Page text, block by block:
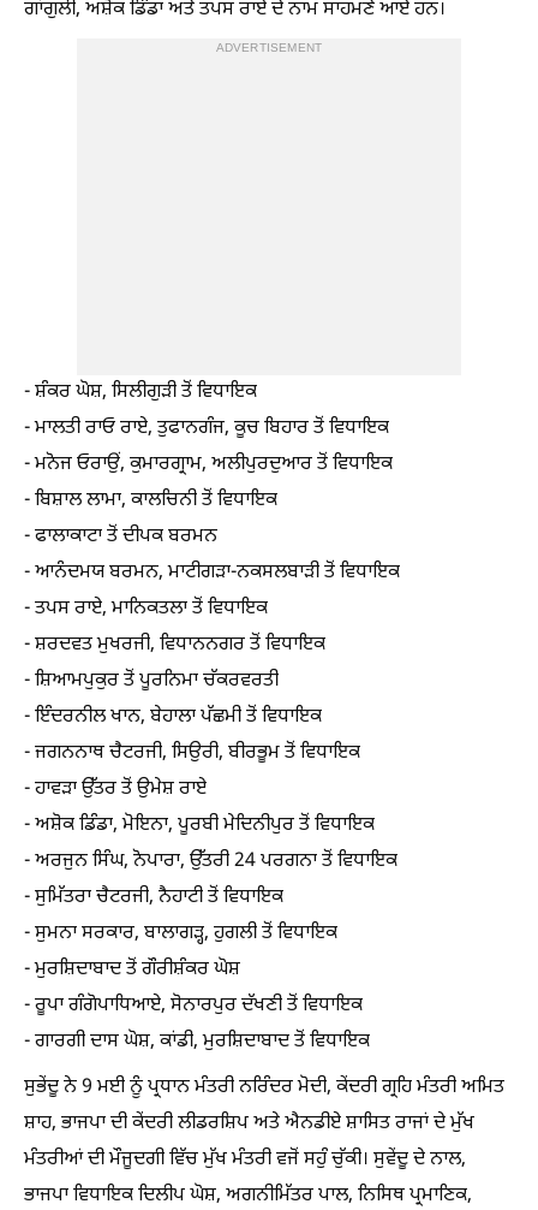
ਗਾਂਗੁਲੀ, ਅਸ਼ੋਕ ਡਿੰਡਾ ਅਤੇ ਤਪਸ ਰਾਏ ਦੇ ਨਾਮ ਸਾਹਮਣੇ ਆਏ ਹਨ।
ADVERTISEMENT
- ਸ਼ੰਕਰ ਘੋਸ਼, ਸਿਲੀਗੁੜੀ ਤੋਂ ਵਿਧਾਇਕ
- ਮਾਲਤੀ ਰਾਓ ਰਾਏ, ਤੁਫਾਨਗੰਜ, ਕੂਚ ਬਿਹਾਰ ਤੋਂ ਵਿਧਾਇਕ
- ਮਨੋਜ ਓਰਾਉਂ, ਕੁਮਾਰਗ੍ਰਾਮ, ਅਲੀਪੁਰਦੁਆਰ ਤੋਂ ਵਿਧਾਇਕ
- ਬਿਸ਼ਾਲ ਲਾਮਾ, ਕਾਲਚਿਨੀ ਤੋਂ ਵਿਧਾਇਕ
- ਫਾਲਾਕਾਟਾ ਤੋਂ ਦੀਪਕ ਬਰਮਨ
- ਆਨੰਦਮਯ ਬਰਮਨ, ਮਾਟੀਗੜਾ-ਨਕਸਲਬਾੜੀ ਤੋਂ ਵਿਧਾਇਕ
- ਤਪਸ ਰਾਏ, ਮਾਨਿਕਤਲਾ ਤੋਂ ਵਿਧਾਇਕ
- ਸ਼ਰਦਵਤ ਮੁਖਰਜੀ, ਵਿਧਾਨਨਗਰ ਤੋਂ ਵਿਧਾਇਕ
- ਸ਼ਿਆਮਪੁਕੁਰ ਤੋਂ ਪੂਰਨਿਮਾ ਚੱਕਰਵਰਤੀ
- ਇੰਦਰਨੀਲ ਖਾਨ, ਬੇਹਾਲਾ ਪੱਛਮੀ ਤੋਂ ਵਿਧਾਇਕ
- ਜਗਨਨਾਥ ਚੈਟਰਜੀ, ਸਿਉਰੀ, ਬੀਰਭੂਮ ਤੋਂ ਵਿਧਾਇਕ
- ਹਾਵੜਾ ਉੱਤਰ ਤੋਂ ਉਮੇਸ਼ ਰਾਏ
- ਅਸ਼ੋਕ ਡਿੰਡਾ, ਮੋਇਨਾ, ਪੂਰਬੀ ਮੇਦਿਨੀਪੁਰ ਤੋਂ ਵਿਧਾਇਕ
- ਅਰਜੁਨ ਸਿੰਘ, ਨੋਪਾਰਾ, ਉੱਤਰੀ 24 ਪਰਗਨਾ ਤੋਂ ਵਿਧਾਇਕ
- ਸੁਮਿੱਤਰਾ ਚੈਟਰਜੀ, ਨੈਹਾਟੀ ਤੋਂ ਵਿਧਾਇਕ
- ਸੁਮਨਾ ਸਰਕਾਰ, ਬਾਲਾਗੜ੍ਹ, ਹੁਗਲੀ ਤੋਂ ਵਿਧਾਇਕ
- ਮੁਰਸ਼ਿਦਾਬਾਦ ਤੋਂ ਗੌਰੀਸ਼ੰਕਰ ਘੋਸ਼
- ਰੂਪਾ ਗੰਗੋਪਾਧਿਆਏ, ਸੋਨਾਰਪੁਰ ਦੱਖਣੀ ਤੋਂ ਵਿਧਾਇਕ
- ਗਾਰਗੀ ਦਾਸ ਘੋਸ਼, ਕਾਂਡੀ, ਮੁਰਸ਼ਿਦਾਬਾਦ ਤੋਂ ਵਿਧਾਇਕ
ਸੁਭੇਂਦੂ ਨੇ 9 ਮਈ ਨੂੰ ਪ੍ਰਧਾਨ ਮੰਤਰੀ ਨਰਿੰਦਰ ਮੋਦੀ, ਕੇਂਦਰੀ ਗ੍ਰਹਿ ਮੰਤਰੀ ਅਮਿਤ
ਸ਼ਾਹ, ਭਾਜਪਾ ਦੀ ਕੇਂਦਰੀ ਲੀਡਰਸ਼ਿਪ ਅਤੇ ਐਨਡੀਏ ਸ਼ਾਸਿਤ ਰਾਜਾਂ ਦੇ ਮੁੱਖ
ਮੰਤਰੀਆਂ ਦੀ ਮੌਜੂਦਗੀ ਵਿੱਚ ਮੁੱਖ ਮੰਤਰੀ ਵਜੋਂ ਸਹੁੰ ਚੁੱਕੀ। ਸੁਵੇਂਦੂ ਦੇ ਨਾਲ,
ਭਾਜਪਾ ਵਿਧਾਇਕ ਦਿਲੀਪ ਘੋਸ਼, ਅਗਨੀਮਿੱਤਰ ਪਾਲ, ਨਿਸਿਥ ਪ੍ਰਮਾਣਿਕ,